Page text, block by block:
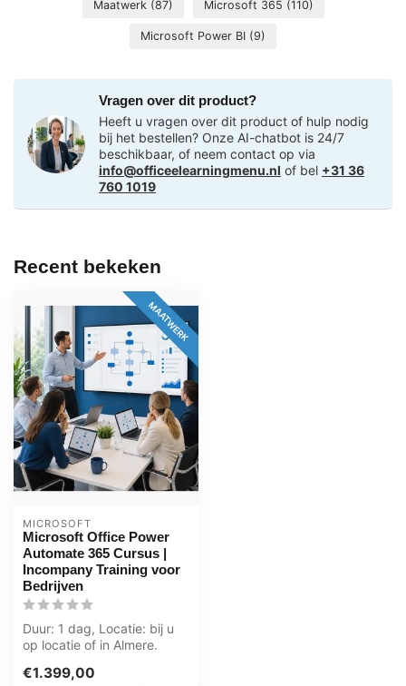
Maatwerk (87) Microsoft 365 (110)
Microsoft Power BI (9)
Vragen over dit product?
Heeft u vragen over dit product of hulp nodig
bij het bestellen? Onze AI-chatbot is 24/7
beschikbaar, of neem contact op via
info@officeelearningmenu.nl of bel +31 36
760 1019
Recent bekeken
MAATWERK
MICROSOFT
Microsoft Office Power
Automate 365 Cursus |
Incompany Training voor
Bedrijven
Duur: 1 dag, Locatie: bij u
op locatie of in Almere.
Utrecht....
€1.399,00